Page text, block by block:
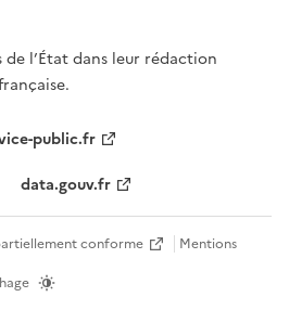
l’État dans leur rédaction
public.fr
data.gouv.fr
conforme
Mentions